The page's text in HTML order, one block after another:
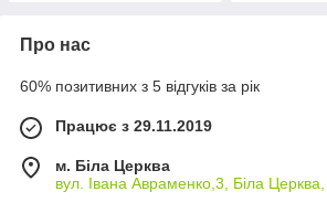
Про нас
60% позитивних з 5 відгуків за рік
Працює з 29.11.2019
м. Біла Церква
вул. Івана Авраменко,3, Біла Церква,